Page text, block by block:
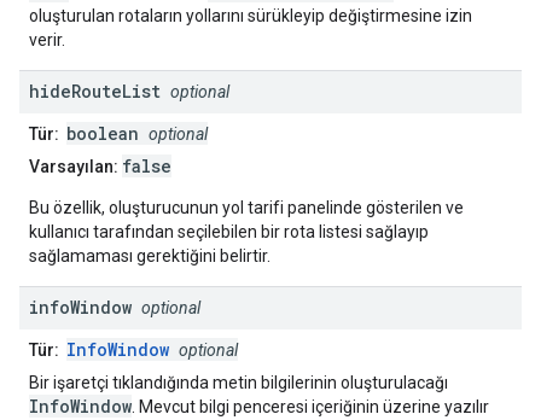
oluşturulan rotaların yollarını sürükleyip değiştirmesine izin
verir.
hideRouteList optional
Tür: boolean optional
Varsayılan: false
Bu özellik, oluşturucunun yol tarifi panelinde gösterilen ve
kullanıcı tarafından seçilebilen bir rota listesi sağlayıp
sağlamaması gerektiğini belirtir.
infoWindow optional
Tür: InfoWindow optional
Bir işaretçi tıklandığında metin bilgilerinin oluşturulacağı
InfoWindow. Mevcut bilgi penceresi içeriğinin üzerine yazılır